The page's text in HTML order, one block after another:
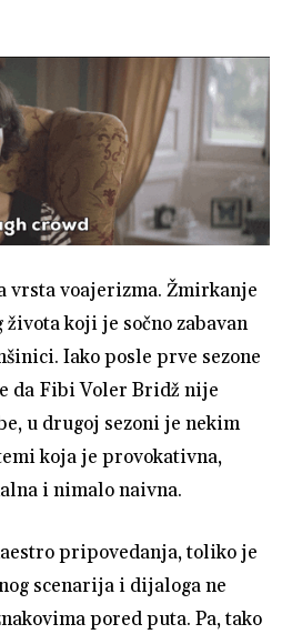
vrsta voajerizma. Žmirkanje
koji je sočno zabavan
Iako posle prve sezone
da Fibi Voler Bridž nije
u drugoj sezoni je nekim
koja je provokativna,
i nimalo naivna.
pripovedanja, toliko je
scenarija i dijaloga ne
pored puta. Pa, tako